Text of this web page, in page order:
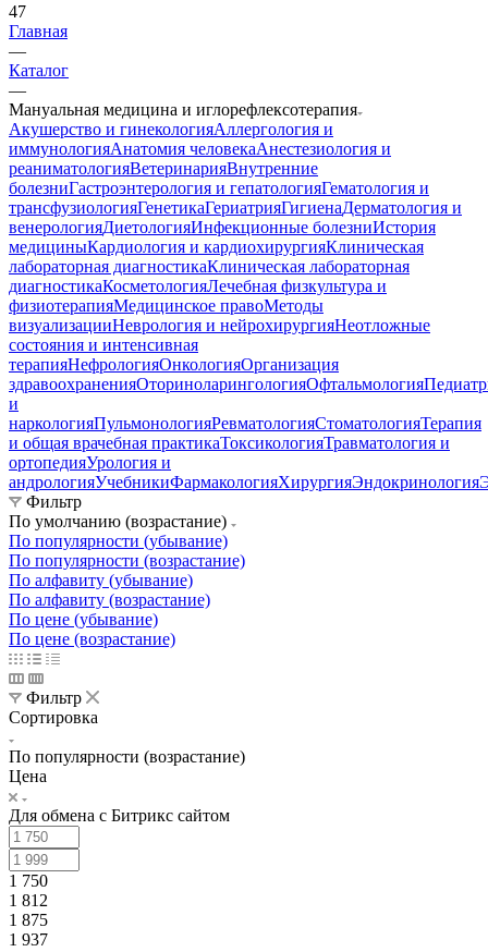
47
Главная
—
Каталог
—
Мануальная медицина и иглорефлексотерапия
Акушерство и гинекологияАллергология и
иммунологияАнатомия человекаАнестезиология и
реаниматологияВетеринарияВнутренние
болезниГастроэнтерология и гепатологияГематология и
трансфузиологияГенетикаГериатрияГигиенаДерматология и
венерологияДиетологияИнфекционные болезниИстория
медициныКардиология и кардиохирургияКлиническая
лабораторная диагностикаКлиническая лабораторная
диагностикаКосметологияЛечебная физкультура и
физиотерапияМедицинское правоМетоды
визуализацииНеврология и нейрохирургияНеотложные
состояния и интенсивная
терапияНефрологияОнкологияОрганизация
здравоохраненияОториноларингологияОфтальмология
и
наркологияПульмонологияРевматологияСтоматологияТерапия
и общая врачебная практикаТоксикологияТравматология и
ортопедияУрология и
андрологияУчебникиФармакологияХирургияЭндокринология
Фильтр
По умолчанию (возрастание)
По популярности (убывание)
По популярности (возрастание)
По алфавиту (убывание)
По алфавиту (возрастание)
По цене (убывание)
По цене (возрастание)
Фильтр
Сортировка
По популярности (возрастание)
Цена
Для обмена с Битрикс сайтом
1 750
1 812
1 875
1 937